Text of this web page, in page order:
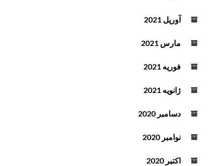
آوریل 2021
مارس 2021
فوریه 2021
ژانویه 2021
دسامبر 2020
نوامبر 2020
اکتبر 2020